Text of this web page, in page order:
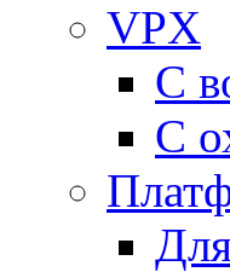
VPX
С
С